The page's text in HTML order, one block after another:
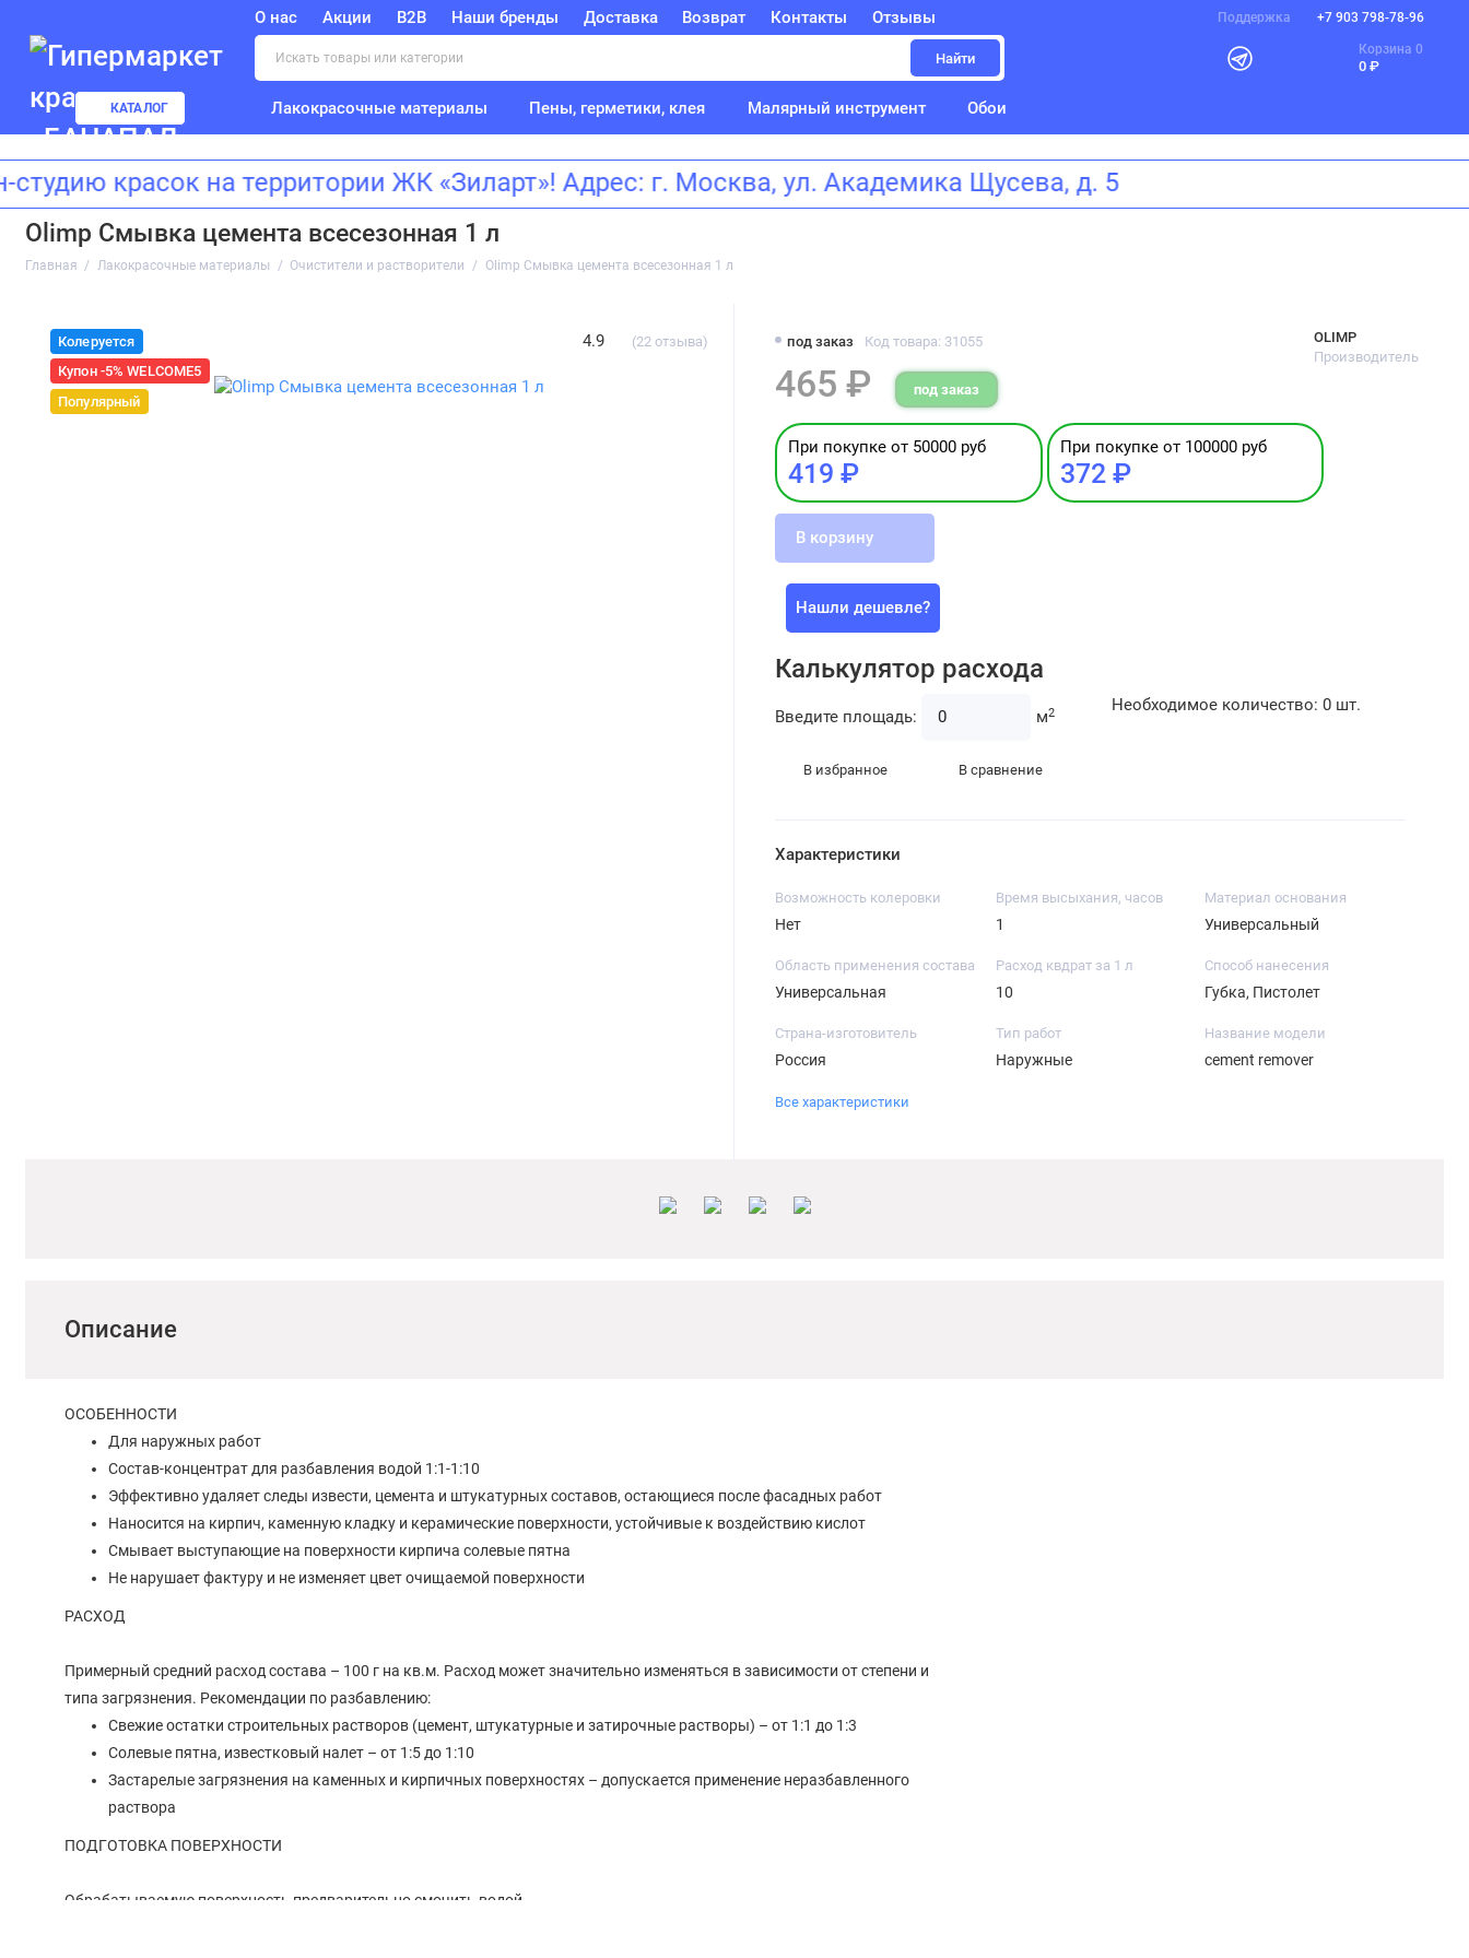
О нас Акции B2B Наши бренды Доставка Возврат Контакты Отзывы Поддержка +7 903 798-78-96
Найти
Корзина 0
0 ₽
КАТАЛОГ Лакокрасочные материалы Пены, герметики, клея Малярный инструмент Обои
красок на территории ЖК «Зиларт»! Адрес: г. Москва, ул. Академика Щусева, д. 5
Olimp Смывка цемента всесезонная 1 л
Главная Лакокрасочные материалы Очистители и растворители Olimp Смывка цемента всесезонная 1 л
Колеруется
Купон -5% WELCOME5
Популярный
4.9 (22 отзыва) под заказ Код товара: 31055
OLIMP
Производитель
465 ₽ под заказ
При покупке от 50000 руб
419 ₽
При покупке от 100000 руб
372 ₽
В корзину
Нашли дешевле?
Калькулятор расхода
Введите площадь: м2 Необходимое количество: 0шт.
В избранное В сравнение
Характеристики
Возможность колеровки
Нет
Время высыхания, часов
1
Материал основания
Универсальный
Область применения состава
Универсальная
Расход квдрат за 1 л
10
Способ нанесения
Губка, Пистолет
Страна-изготовитель
Россия
Тип работ
Наружные
Название модели
cement remover
Все характеристики
Описание
ОСОБЕННОСТИ
Для наружных работ
Состав-концентрат для разбавления водой 1:1-1:10
Эффективно удаляет следы извести, цемента и штукатурных составов, остающиеся после фасадных работ
Наносится на кирпич, каменную кладку и керамические поверхности, устойчивые к воздействию кислот
Смывает выступающие на поверхности кирпича солевые пятна
Не нарушает фактуру и не изменяет цвет очищаемой поверхности
РАСХОД
Примерный средний расход состава – 100 г на кв.м. Расход может значительно изменяться в зависимости от степени и
типа загрязнения. Рекомендации по разбавлению:
Свежие остатки строительных растворов (цемент, штукатурные и затирочные растворы) – от 1:1 до 1:3
Солевые пятна, известковый налет – от 1:5 до 1:10
Застарелые загрязнения на каменных и кирпичных поверхностях – допускается применение неразбавленного
раствора
ПОДГОТОВКА ПОВЕРХНОСТИ
Обрабатываемую поверхность предварительно смочить водой.